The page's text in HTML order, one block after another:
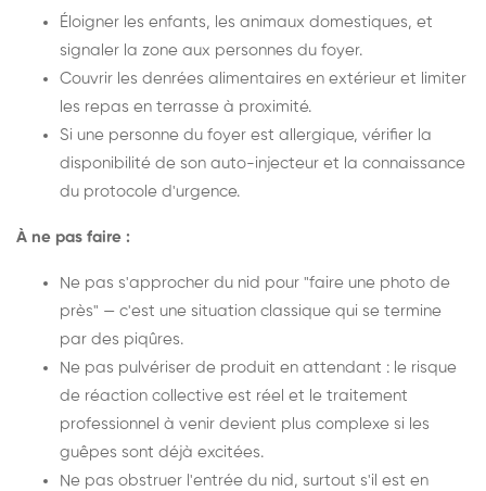
Éloigner les enfants, les animaux domestiques, et
signaler la zone aux personnes du foyer.
Couvrir les denrées alimentaires en extérieur et limiter
les repas en terrasse à proximité.
Si une personne du foyer est allergique, vérifier la
disponibilité de son auto-injecteur et la connaissance
du protocole d'urgence.
À ne pas faire :
Ne pas s'approcher du nid pour "faire une photo de
près" — c'est une situation classique qui se termine
par des piqûres.
Ne pas pulvériser de produit en attendant : le risque
de réaction collective est réel et le traitement
professionnel à venir devient plus complexe si les
guêpes sont déjà excitées.
Ne pas obstruer l'entrée du nid, surtout s'il est en